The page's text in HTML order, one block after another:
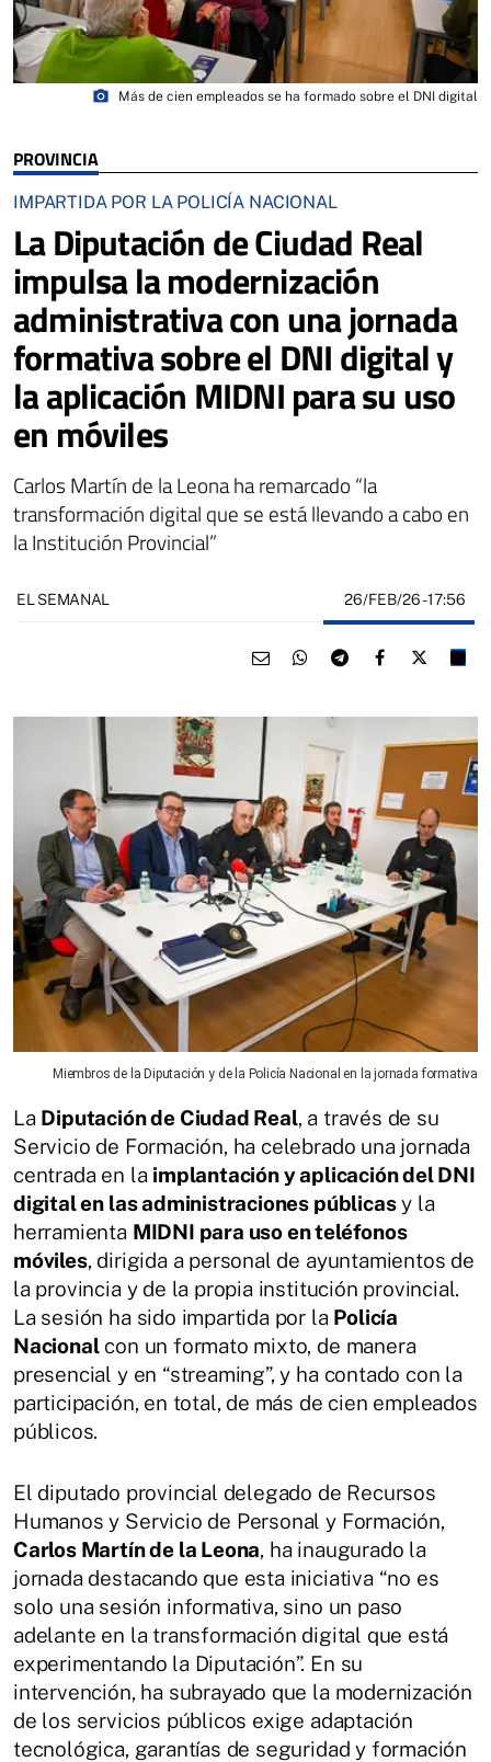
PROVINCIA
IMPARTIDA POR LA POLICÍA NACIONAL
La Diputación de Ciudad Real
impulsa la modernización
administrativa con una jornada
formativa sobre el DNI digital y
la aplicación MIDNI para su uso
en móviles
Carlos Martín de la Leona ha remarcado “la
transformación digital que se está llevando a cabo en
la Institución Provincial”
photo_camera Más de cien empleados se ha formado sobre el DNI digital
EL SEMANAL 26/FEB/26- 17:56
Miembros de la Diputación y de la Policía Nacional en la jornada formativa
La Diputación de Ciudad Real, a través de su
Servicio de Formación, ha celebrado una jornada
centrada en la implantación y aplicación del DNI
digital en las administraciones públicasy la
herramienta MIDNI para uso en teléfonos
móviles, dirigida a personal de ayuntamientos de
la provincia y de la propia institución provincial.
La sesión ha sido impartida por la Policía
Nacionalcon un formato mixto, de manera
presencial y en “streaming”, y ha contado con la
participación, en total, de más de cien empleados
públicos.
El diputado provincial delegado de Recursos
Humanos y Servicio de Personal y Formación,
Carlos Martín de la Leona, ha inaugurado la
jornada destacando que esta iniciativa “no es
solo una sesión informativa, sino un paso
adelante en la transformación digital que está
experimentando la Diputación”. En su
intervención, ha subrayado que la modernización
de los servicios públicos exige adaptación
tecnológica, garantías de seguridad y formación